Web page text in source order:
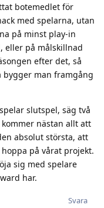
botemedlet för
med spelarna, utan
på minst play-in
eller på målskillnad
efter det, så
bygger man framgång
slutspel, säg två
nästan allt att
absolut största, att
på vårat projekt.
sig med spelare
har.
Svara